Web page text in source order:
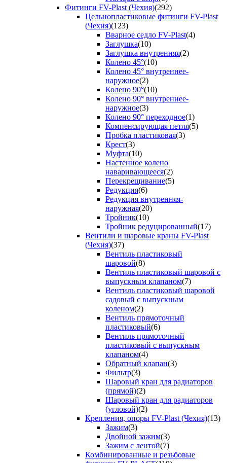
Фитинги FV-Plast (Чехия)(292)
Цельнопластиковые фитинги FV-Plast
(Чехия)(123)
Вварное седло FV-Plast(4)
Заглушка(10)
Заглушка внутренняя(2)
Колено 45°(10)
Колено 45° внутреннее-
наружное(2)
Колено 90°(10)
Колено 90° внутреннее-
наружное(3)
Колено 90° переходное(1)
Компенсирующая петля(5)
Пробка пластиковая(3)
Крест(3)
Муфта(10)
Настенное колено
наваривающееся(2)
Перекрещивание(5)
Редукция(6)
Редукция внутренняя-
наружная(20)
Тройник(10)
Тройник редуцированный(17)
Вентили и шаровые краны FV-Plast
(Чехия)(37)
Вентиль пластиковый
шаровой(8)
Вентиль пластиковый шаровой с
выпускным клапаном(7)
Вентиль пластиковый шаровой
садовый с выпускным
коленом(2)
Вентиль прямоточный
пластиковый(6)
Вентиль прямоточный
пластиковый с выпускным
клапаном(4)
Обратный клапан(3)
Фильтр(3)
Шаровый кран для радиаторов
(прямой)(2)
Шаровый кран для радиаторов
(угловой)(2)
Крепления, опоры FV-Plast (Чехия)(13)
Зажим(3)
Двойной зажим(3)
Зажим с лентой(7)
Комбинированные и резьбовые